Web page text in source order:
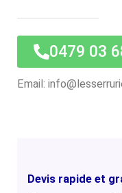
0479 03
Email:
Devis rapide et